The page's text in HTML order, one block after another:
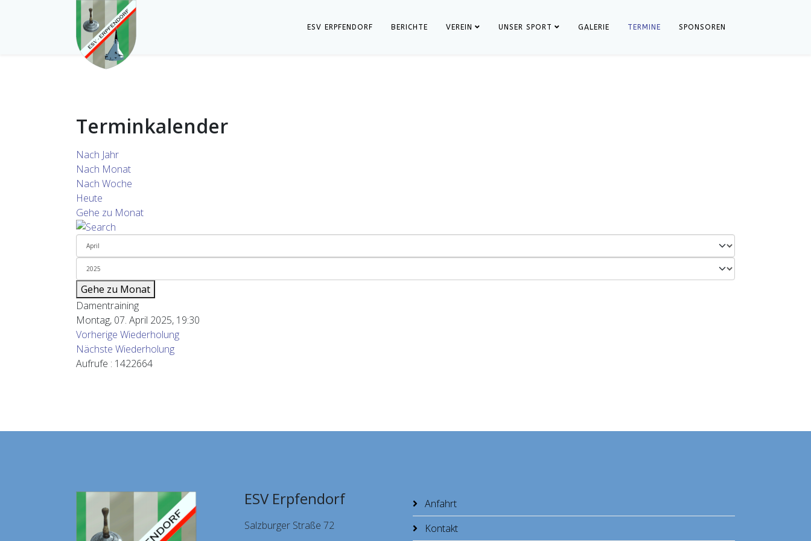
ESV ERPFENDORF BERICHTE VEREIN UNSER SPORT GALERIE TERMINE SPONSOREN
Terminkalender
Nach Jahr
Nach Monat
Nach Woche
Heute
Gehe zu Monat
Gehe zu Monat
Damentraining
Montag, 07. April 2025, 19:30
Vorherige Wiederholung
Nächste Wiederholung
Aufrufe : 1422664
ESV Erpfendorf
Salzburger Straße 72
Anfahrt
Kontakt